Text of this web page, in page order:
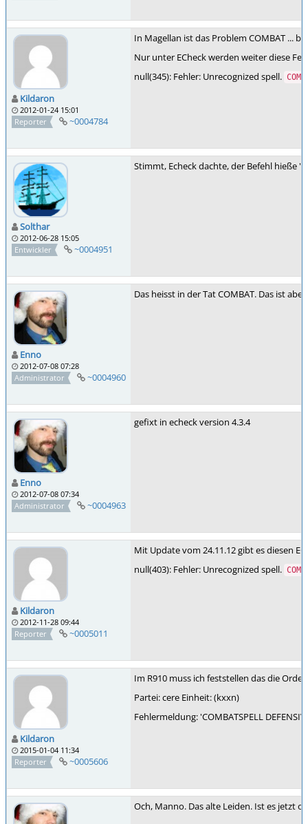
Kildaron
2012-01-24 15:01
Reporter
~0004784
In Magellan ist das Problem COMBAT ...
Nur unter ECheck werden weiter diese
null(345): Fehler: Unrecognized spell.
Solthar
2012-06-28 15:05
Entwickler
~0004951
Stimmt, Echeck dachte, der Befehl hieße
Enno
2012-07-08 07:28
Administrator
~0004960
Das heisst in der Tat COMBAT. Das ist
Enno
2012-07-08 07:34
Administrator
~0004963
gefixt in echeck version 4.3.4
Kildaron
2012-11-28 09:44
Reporter
~0005011
Mit Update vom 24.11.12 gibt es diesen
null(403): Fehler: Unrecognized spell.
Kildaron
2015-01-04 11:34
Reporter
~0005606
Im R910 muss ich feststellen das die
Partei: cere Einheit: (kxxn)
Fehlermeldung: 'COMBATSPELL
Och, Manno. Das alte Leiden. Ist es jetzt